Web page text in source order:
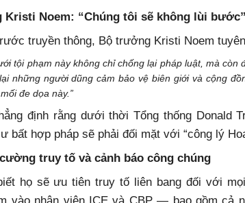
Kristi Noem: “Chúng tôi sẽ không lùi bước”
truyền thông, Bộ trưởng Kristi Noem
tội phạm này không chỉ chống lại pháp luật, mà
những người dũng cảm bảo vệ biên giới và cộng
đe dọa này.”
định rằng dưới thời Tổng thống Donald
bất hợp pháp sẽ phải đối mặt với “công lý
truy tố và cảnh báo công chúng
họ sẽ ưu tiên truy tố liên bang đối với